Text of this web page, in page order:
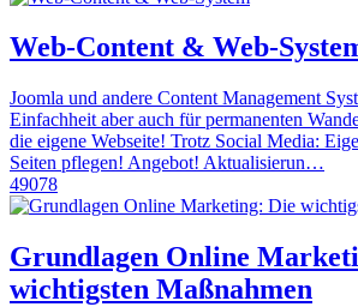
Web-Content & Web-
Joomla und andere Content Management
Einfachheit aber auch für permanenten
die eigene Webseite! Trotz Social Media:
Seiten pflegen! Angebot! Aktualisierun…
49078
Grundlagen Online
wichtigsten Maßnahmen